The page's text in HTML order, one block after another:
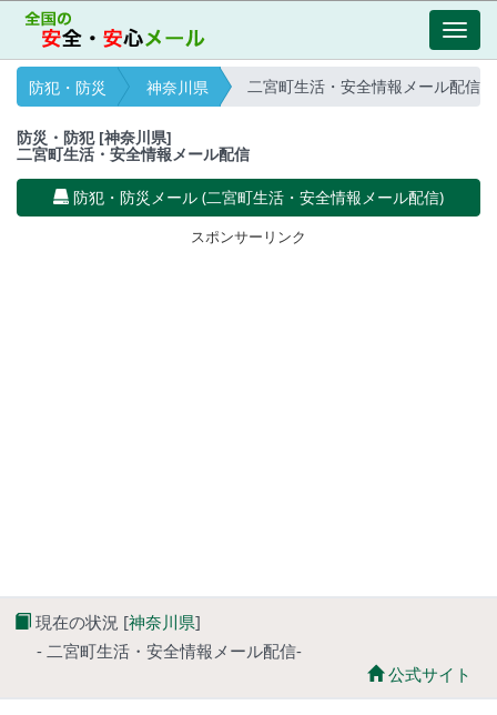
防犯・防災
神奈川県 二宮町生活・安全情報メール配信
防災・防犯 [神奈川県]
二宮町生活・安全情報メール配信
防犯・防災メール (二宮町生活・安全情報メール配信)
スポンサーリンク
現在の状況 [神奈川県]
- 二宮町生活・安全情報メール配信-
公式サイト